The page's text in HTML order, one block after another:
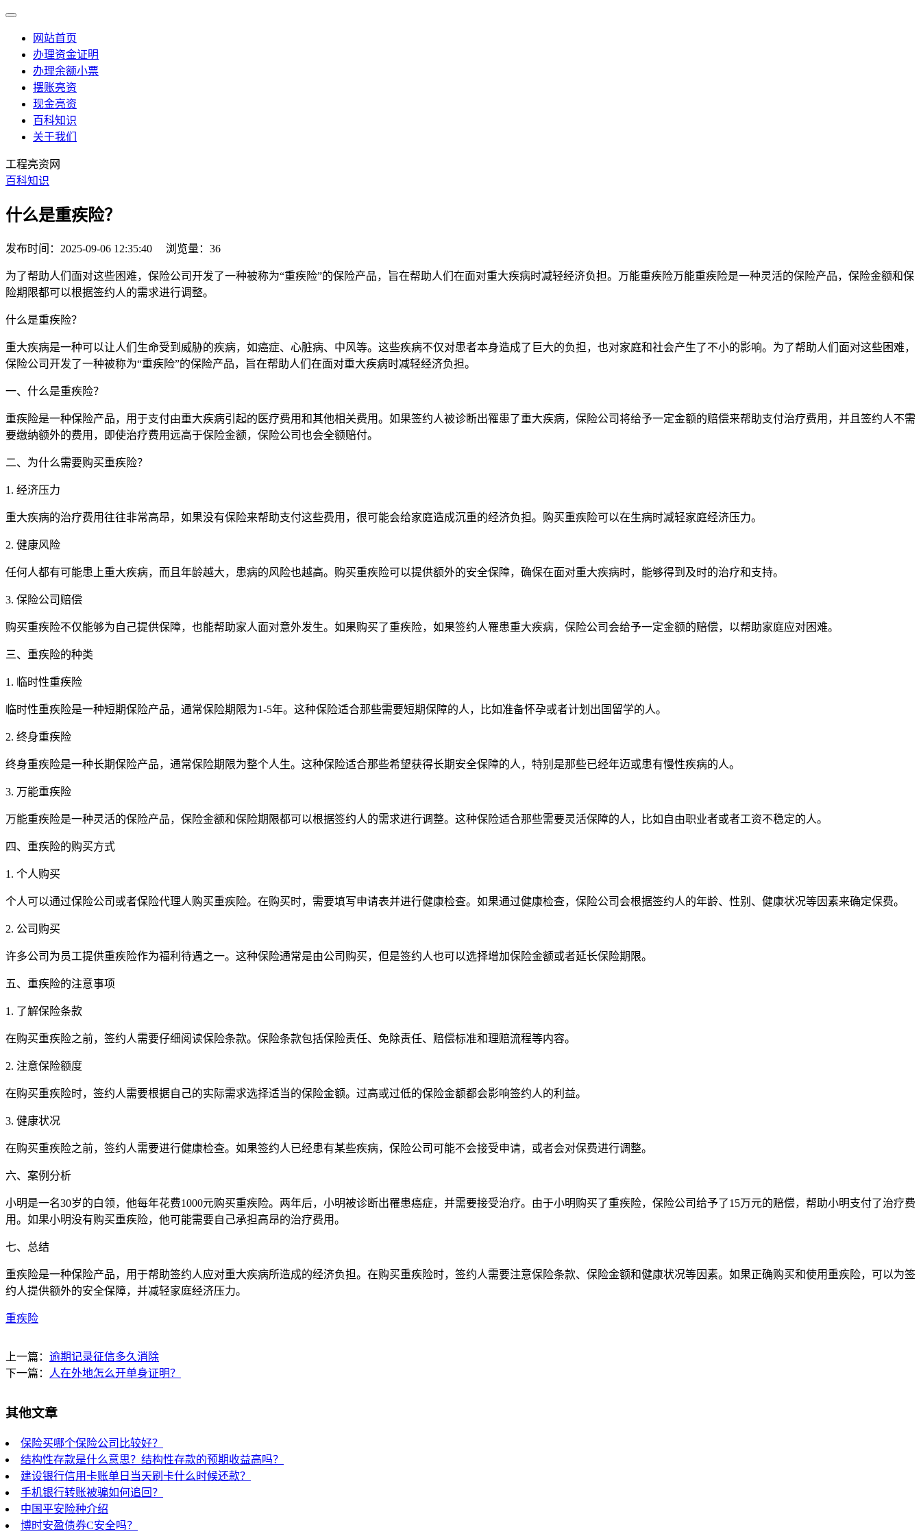
网站首页
办理资金证明
办理余额小票
摆账亮资
现金亮资
百科知识
关于我们
工程亮资网
百科知识
什么是重疾险？
发布时间：2025-09-06 12:35:40 浏览量：36
为了帮助人们面对这些困难，保险公司开发了一种被称为“重疾险”的保险产品，旨在帮助人们在面对重大疾病时减轻经济负担。万能重疾险万能重疾险是一种灵活的保险产品，保险金额和保
险期限都可以根据签约人的需求进行调整。
什么是重疾险？
重大疾病是一种可以让人们生命受到威胁的疾病，如癌症、心脏病、中风等。这些疾病不仅对患者本身造成了巨大的负担，也对家庭和社会产生了不小的影响。为了帮助人们面对这些困难，
保险公司开发了一种被称为“重疾险”的保险产品，旨在帮助人们在面对重大疾病时减轻经济负担。
一、什么是重疾险？
重疾险是一种保险产品，用于支付由重大疾病引起的医疗费用和其他相关费用。如果签约人被诊断出罹患了重大疾病，保险公司将给予一定金额的赔偿来帮助支付治疗费用，并且签约人不需
要缴纳额外的费用，即使治疗费用远高于保险金额，保险公司也会全额赔付。
二、为什么需要购买重疾险？
1. 经济压力
重大疾病的治疗费用往往非常高昂，如果没有保险来帮助支付这些费用，很可能会给家庭造成沉重的经济负担。购买重疾险可以在生病时减轻家庭经济压力。
2. 健康风险
任何人都有可能患上重大疾病，而且年龄越大，患病的风险也越高。购买重疾险可以提供额外的安全保障，确保在面对重大疾病时，能够得到及时的治疗和支持。
3. 保险公司赔偿
购买重疾险不仅能够为自己提供保障，也能帮助家人面对意外发生。如果购买了重疾险，如果签约人罹患重大疾病，保险公司会给予一定金额的赔偿，以帮助家庭应对困难。
三、重疾险的种类
1. 临时性重疾险
临时性重疾险是一种短期保险产品，通常保险期限为1-5年。这种保险适合那些需要短期保障的人，比如准备怀孕或者计划出国留学的人。
2. 终身重疾险
终身重疾险是一种长期保险产品，通常保险期限为整个人生。这种保险适合那些希望获得长期安全保障的人，特别是那些已经年迈或患有慢性疾病的人。
3. 万能重疾险
万能重疾险是一种灵活的保险产品，保险金额和保险期限都可以根据签约人的需求进行调整。这种保险适合那些需要灵活保障的人，比如自由职业者或者工资不稳定的人。
四、重疾险的购买方式
1. 个人购买
个人可以通过保险公司或者保险代理人购买重疾险。在购买时，需要填写申请表并进行健康检查。如果通过健康检查，保险公司会根据签约人的年龄、性别、健康状况等因素来确定保费。
2. 公司购买
许多公司为员工提供重疾险作为福利待遇之一。这种保险通常是由公司购买，但是签约人也可以选择增加保险金额或者延长保险期限。
五、重疾险的注意事项
1. 了解保险条款
在购买重疾险之前，签约人需要仔细阅读保险条款。保险条款包括保险责任、免除责任、赔偿标准和理赔流程等内容。
2. 注意保险额度
在购买重疾险时，签约人需要根据自己的实际需求选择适当的保险金额。过高或过低的保险金额都会影响签约人的利益。
3. 健康状况
在购买重疾险之前，签约人需要进行健康检查。如果签约人已经患有某些疾病，保险公司可能不会接受申请，或者会对保费进行调整。
六、案例分析
小明是一名30岁的白领，他每年花费1000元购买重疾险。两年后，小明被诊断出罹患癌症，并需要接受治疗。由于小明购买了重疾险，保险公司给予了15万元的赔偿，帮助小明支付了治疗费
用。如果小明没有购买重疾险，他可能需要自己承担高昂的治疗费用。
七、总结
重疾险是一种保险产品，用于帮助签约人应对重大疾病所造成的经济负担。在购买重疾险时，签约人需要注意保险条款、保险金额和健康状况等因素。如果正确购买和使用重疾险，可以为签
约人提供额外的安全保障，并减轻家庭经济压力。
重疾险
上一篇： 逾期记录征信多久消除
下一篇：
人在外地怎么开单身证明？
其他文章
保险买哪个保险公司比较好？
结构性存款是什么意思？结构性存款的预期收益高吗？
建设银行信用卡账单日当天刷卡什么时候还款？
手机银行转账被骗如何追回？
中国平安险种介绍
博时安盈债券C安全吗？